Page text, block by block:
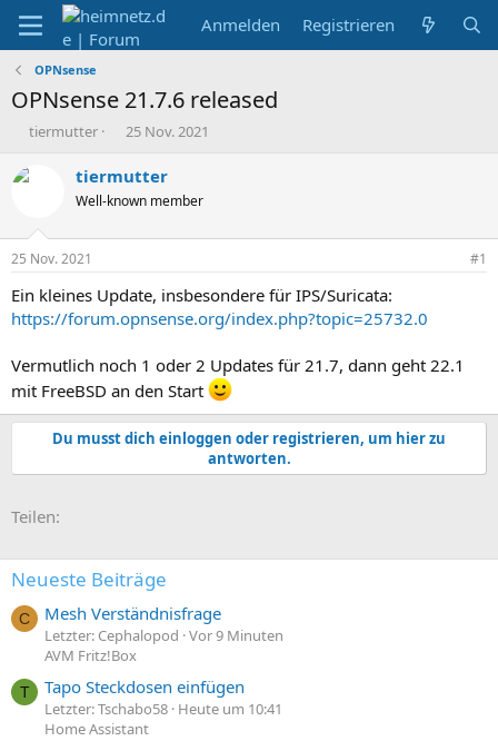
Anmelden Registrieren
OPNsense
OPNsense 21.7.6 released
E
s
e
r
tiermutter
E
s
e
t
a
25 Nov. 2021
tiermutter
Well-known member
25 Nov. 2021 #1
Ein kleines Update, insbesondere für IPS/Suricata:
https://forum.opnsense.org/index.php?topic=25732.0
Vermutlich noch 1 oder 2 Updates für 21.7, dann geht 22.1
mit FreeBSD an den Start
Du musst dich einloggen oder registrieren, um hier zu
antworten.
Teilen:
Neueste Beiträge
C Mesh Verständnisfrage
Letzter: Cephalopod Vor 9 Minuten
AVM Fritz!Box
T Tapo Steckdosen einfügen
Letzter: Tschabo58 Heute um 10:41
Home Assistant